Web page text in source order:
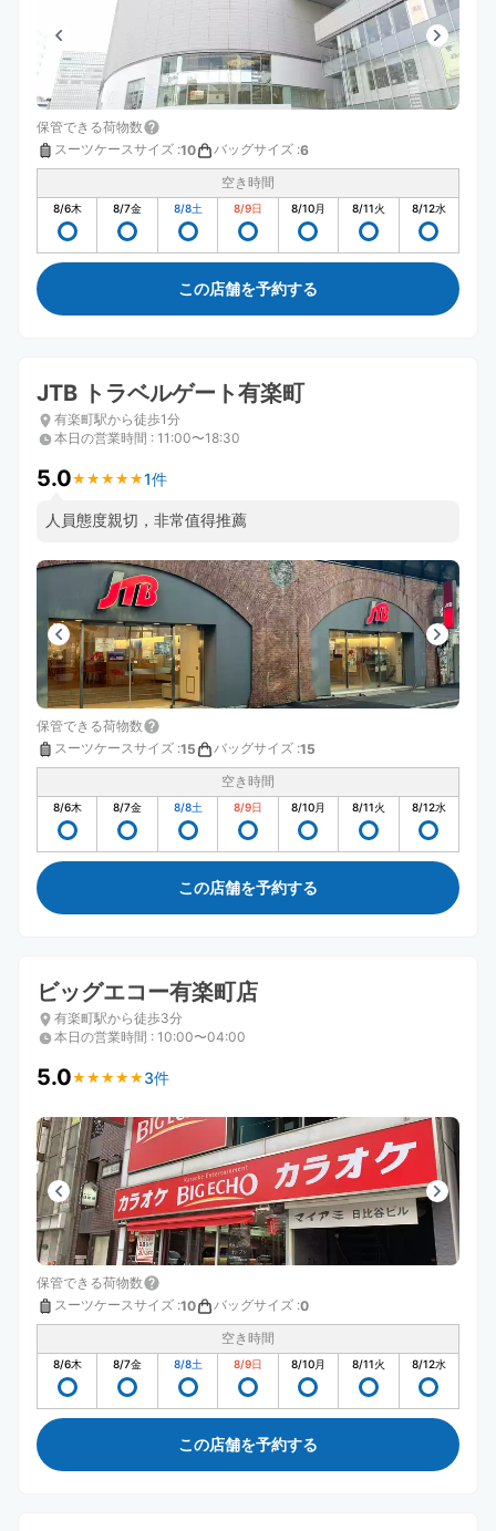
保管できる荷物数
スーツケースサイズ :10 バッグサイズ :6
空き時間
8/6木 8/7金 8/8土 8/9日 8/10月 8/11火 8/12水
この店舗を予約する
JTB トラベルゲート有楽町
有楽町駅から徒歩1分
本日の営業時間 : 11:00〜18:30
5.0★ ★ ★ ★ ★
★ ★ ★ ★ ★1件
人員態度親切，非常值得推薦
保管できる荷物数
スーツケースサイズ :15 バッグサイズ :15
空き時間
8/6木 8/7金 8/8土 8/9日 8/10月 8/11火 8/12水
この店舗を予約する
ビッグエコー有楽町店
有楽町駅から徒歩3分
本日の営業時間 : 10:00〜04:00
5.0★ ★ ★ ★ ★
★ ★ ★ ★ ★ 3件
保管できる荷物数
スーツケースサイズ :10 バッグサイズ :0
空き時間
8/6木 8/7金 8/8土 8/9日 8/10月 8/11火 8/12水
この店舗を予約する